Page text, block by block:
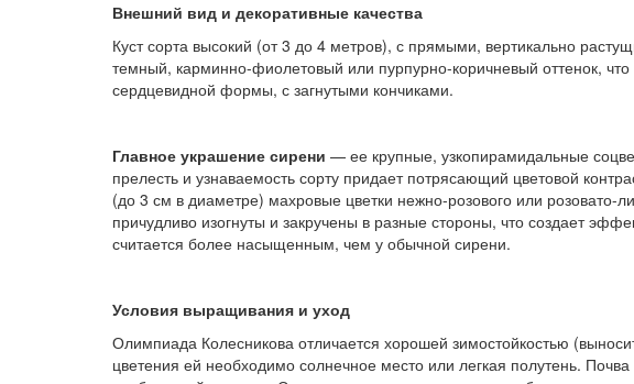
Внешний вид и декоративные качества
Куст сорта высокий (от 3 до 4 метров), с прямыми, вертикально
темный, карминно-фиолетовый или пурпурно-коричневый оттенок,
сердцевидной формы, с загнутыми кончиками.
Главное украшение сирени — ее крупные, узкопирамидальные
прелесть и узнаваемость сорту придает потрясающий цветовой
(до 3 см в диаметре) махровые цветки нежно-розового или розовато-
причудливо изогнуты и закручены в разные стороны, что создает
считается более насыщенным, чем у обычной сирени.
Условия выращивания и уход
Олимпиада Колесникова отличается хорошей зимостойкостью
цветения ей необходимо солнечное место или легкая полутень.